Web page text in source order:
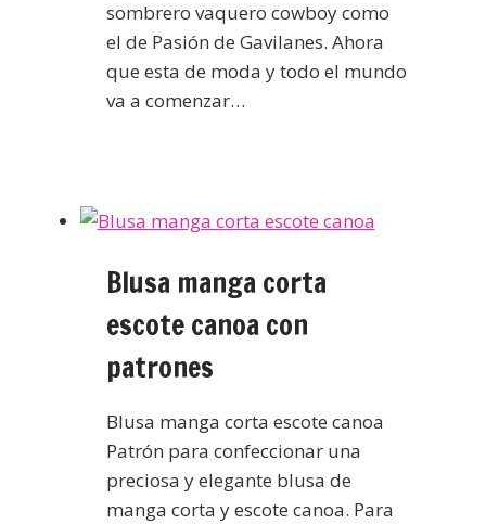
sombrero vaquero cowboy como
el de Pasión de Gavilanes. Ahora
que esta de moda y todo el mundo
va a comenzar…
Blusa manga corta
escote canoa con
patrones
Blusa manga corta escote canoa
Patrón para confeccionar una
preciosa y elegante blusa de
manga corta y escote canoa. Para